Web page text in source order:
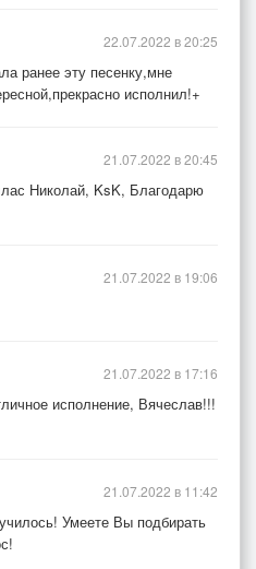
ранее эту песенку,мне
исполнил!+
22.07.2022 в 20:25
Николай, KsK, Благодарю
21.07.2022 в 20:45
21.07.2022 в 19:06
исполнение, Вячеслав!!!
21.07.2022 в 17:16
Умеете Вы подбирать
21.07.2022 в 11:42